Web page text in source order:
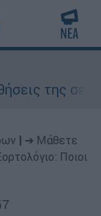
της σε
➔ Μάθετε
Ποιοι